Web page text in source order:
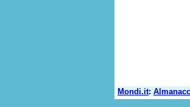
Mondi.it: